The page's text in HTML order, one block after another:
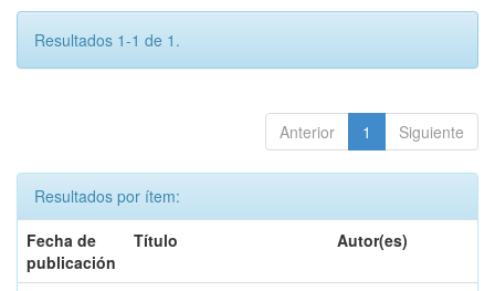
Resultados 1-1 de 1.
Anterior 1 Siguiente
Resultados por ítem:
Fecha de
publicación
Título Autor(es)